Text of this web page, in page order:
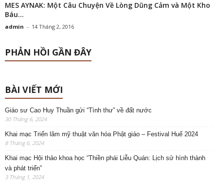
MES AYNAK: Một Câu Chuyện Về Lòng Dũng Cảm và Một Kho
Báu...
admin - 14 Tháng 2, 2016
PHẢN HỒI GẦN ĐÂY
BÀI VIẾT MỚI
Giáo sư Cao Huy Thuần gửi “Tình thư” về đất nước
30 Tháng 6, 2024
Khai mạc Triển lãm mỹ thuật văn hóa Phật giáo – Festival Huế 2024
8 Tháng 6, 2024
Khai mạc Hội thảo khoa học “Thiền phái Liễu Quán: Lịch sử hình thành
và phát triển”
3 Tháng 1, 2024